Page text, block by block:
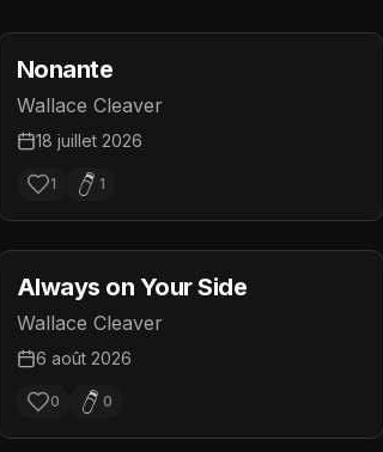
Nonante
Wallace Cleaver
18 juillet 2026
1 1
Always on Your Side
Wallace Cleaver
6 août 2026
0 0